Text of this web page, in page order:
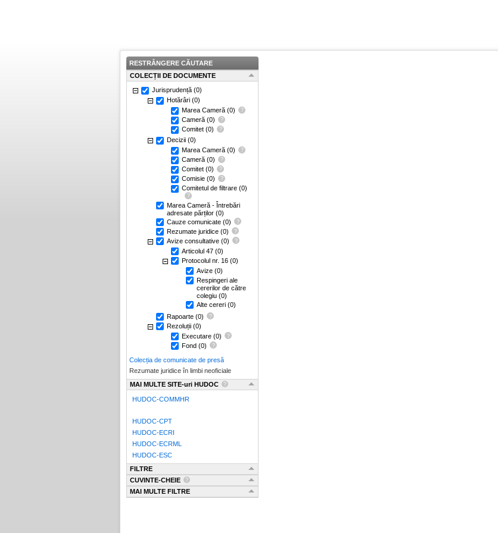
RESTRÂNGERE CĂUTARE
COLECȚII DE DOCUMENTE
Jurisprudență (0)
Hotărâri (0)
Marea Cameră (0)
Cameră (0)
Comitet (0)
Decizii (0)
Marea Cameră (0)
Cameră (0)
Comitet (0)
Comisie (0)
Comitetul de filtrare (0)
Marea Cameră - Întrebări
adresate părților (0)
Cauze comunicate (0)
Rezumate juridice (0)
Avize consultative (0)
Articolul 47 (0)
Protocolul nr. 16 (0)
Avize (0)
Respingeri ale
cererilor de către
colegiu (0)
Alte cereri (0)
Rapoarte (0)
Rezoluții (0)
Executare (0)
Fond (0)
Colecția de comunicate de presă
Rezumate juridice în limbi neoficiale
MAI MULTE SITE-uri HUDOC
HUDOC-COMMHR
HUDOC-CPT
HUDOC-ECRI
HUDOC-ECRML
HUDOC-ESC
FILTRE
CUVINTE-CHEIE
MAI MULTE FILTRE